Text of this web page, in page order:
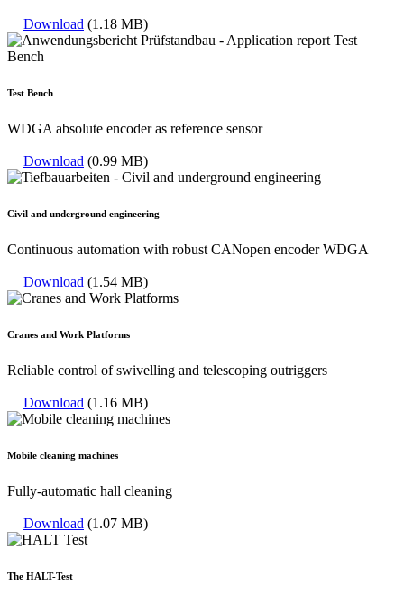
Download (1.18 MB)
Test Bench
WDGA absolute encoder as reference sensor
Download (0.99 MB)
Civil and underground engineering
Continuous automation with robust CANopen encoder WDGA
Download (1.54 MB)
Cranes and Work Platforms
Reliable control of swivelling and telescoping outriggers
Download (1.16 MB)
Mobile cleaning machines
Fully-automatic hall cleaning
Download (1.07 MB)
The HALT-Test